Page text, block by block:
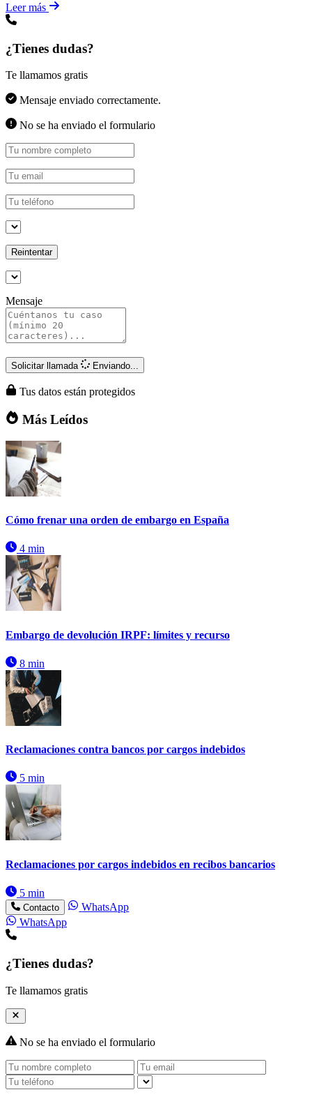
Leer más
¿Tienes dudas?
Te llamamos gratis
Mensaje enviado correctamente.
No se ha enviado el formulario
Reintentar
Mensaje
Solicitar llamada Enviando...
Tus datos están protegidos
Más Leídos
Cómo frenar una orden de embargo en España
4 min
Embargo de devolución IRPF: límites y recurso
8 min
Reclamaciones contra bancos por cargos indebidos
5 min
Reclamaciones por cargos indebidos en recibos bancarios
5 min
Contacto
WhatsApp
WhatsApp
¿Tienes dudas?
Te llamamos gratis
No se ha enviado el formulario